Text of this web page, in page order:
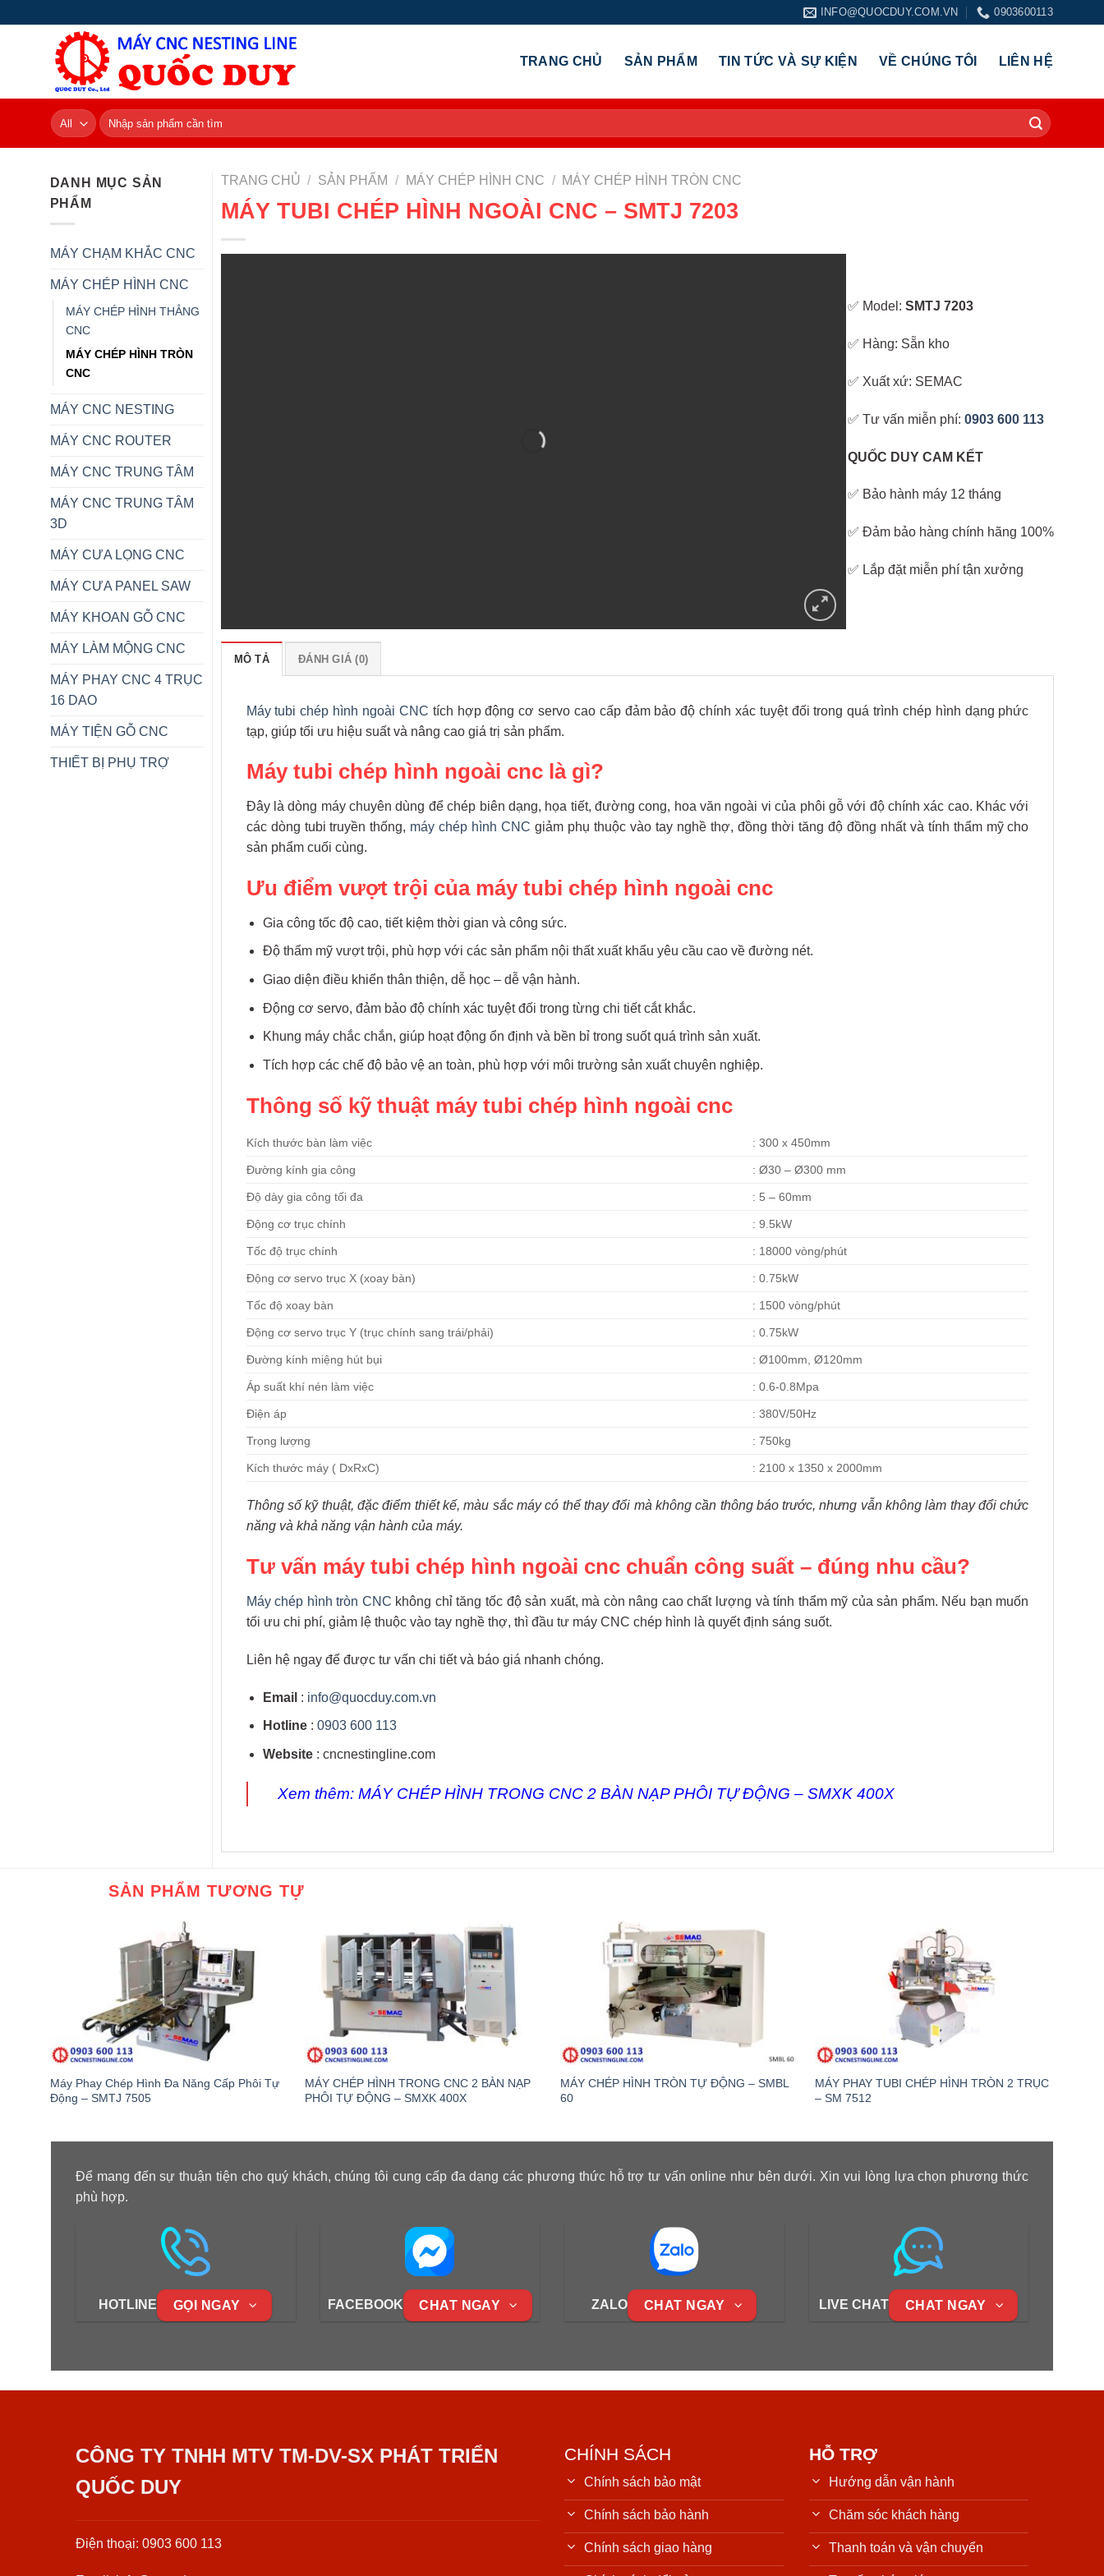
INFO@QUOCDUY.COM.VN 0903600113
TRANG CHỦ SẢN PHẨM TIN TỨC VÀ SỰ KIỆN VỀ CHÚNG TÔI LIÊN HỆ
Tìm
kiếm:
DANH MỤC SẢN
PHẨM
MÁY CHẠM KHẮC CNC
MÁY CHÉP HÌNH CNC
MÁY CHÉP HÌNH THẲNG
CNC
MÁY CHÉP HÌNH TRÒN
CNC
MÁY CNC NESTING
MÁY CNC ROUTER
MÁY CNC TRUNG TÂM
MÁY CNC TRUNG TÂM
3D
MÁY CƯA LỌNG CNC
MÁY CƯA PANEL SAW
MÁY KHOAN GỖ CNC
MÁY LÀM MỘNG CNC
MÁY PHAY CNC 4 TRỤC
16 DAO
MÁY TIỆN GỖ CNC
THIẾT BỊ PHỤ TRỢ
TRANG CHỦ / SẢN PHẨM / MÁY CHÉP HÌNH CNC / MÁY CHÉP HÌNH TRÒN CNC
MÁY TUBI CHÉP HÌNH NGOÀI CNC – SMTJ 7203
✅ Model:SMTJ 7203
✅ Hàng: Sẵn kho
✅ Xuất xứ: SEMAC
✅ Tư vấn miễn phí:0903 600 113
QUỐC DUY CAM KẾT
✅ Bảo hành máy 12 tháng
✅ Đảm bảo hàng chính hãng 100%
✅ Lắp đặt miễn phí tận xưởng
MÔ TẢ ĐÁNH GIÁ (0)
Máy tubi chép hình ngoài CNC tích hợp động cơ servo cao cấp đảm bảo độ chính xác tuyệt đối trong quá trình chép hình dạng phức
tạp, giúp tối ưu hiệu suất và nâng cao giá trị sản phẩm.
Máy tubi chép hình ngoài cnc là gì?
Đây là dòng máy chuyên dùng để chép biên dạng, họa tiết, đường cong, hoa văn ngoài vi của phôi gỗ với độ chính xác cao. Khác với
các dòng tubi truyền thống, máy chép hình CNC giảm phụ thuộc vào tay nghề thợ, đồng thời tăng độ đồng nhất và tính thẩm mỹ cho
sản phẩm cuối cùng.
Ưu điểm vượt trội của máy tubi chép hình ngoài cnc
Gia công tốc độ cao, tiết kiệm thời gian và công sức.
Độ thẩm mỹ vượt trội, phù hợp với các sản phẩm nội thất xuất khẩu yêu cầu cao về đường nét.
Giao diện điều khiển thân thiện, dễ học – dễ vận hành.
Động cơ servo, đảm bảo độ chính xác tuyệt đối trong từng chi tiết cắt khắc.
Khung máy chắc chắn, giúp hoạt động ổn định và bền bỉ trong suốt quá trình sản xuất.
Tích hợp các chế độ bảo vệ an toàn, phù hợp với môi trường sản xuất chuyên nghiệp.
Thông số kỹ thuật máy tubi chép hình ngoài cnc
Kích thước bàn làm việc : 300 x 450mm
Đường kính gia công : Ø30 – Ø300 mm
Độ dày gia công tối đa : 5 – 60mm
Động cơ trục chính : 9.5kW
Tốc độ trục chính : 18000 vòng/phút
Động cơ servo trục X (xoay bàn) : 0.75kW
Tốc độ xoay bàn : 1500 vòng/phút
Động cơ servo trục Y (trục chính sang trái/phải) : 0.75kW
Đường kính miệng hút bụi : Ø100mm, Ø120mm
Áp suất khí nén làm việc : 0.6-0.8Mpa
Điện áp : 380V/50Hz
Trọng lượng : 750kg
Kích thước máy ( DxRxC) : 2100 x 1350 x 2000mm
Thông số kỹ thuật, đặc điểm thiết kế, màu sắc máy có thể thay đổi mà không cần thông báo trước, nhưng vẫn không làm thay đổi chức
năng và khả năng vận hành của máy.
Tư vấn máy tubi chép hình ngoài cnc chuẩn công suất – đúng nhu cầu?
Máy chép hình tròn CNC không chỉ tăng tốc độ sản xuất, mà còn nâng cao chất lượng và tính thẩm mỹ của sản phẩm. Nếu bạn muốn
tối ưu chi phí, giảm lệ thuộc vào tay nghề thợ, thì đầu tư máy CNC chép hình là quyết định sáng suốt.
Liên hệ ngay để được tư vấn chi tiết và báo giá nhanh chóng.
Email : info@quocduy.com.vn
Hotline :0903 600 113
Website : cncnestingline.com
Xem thêm: MÁY CHÉP HÌNH TRONG CNC 2 BÀN NẠP PHÔI TỰ ĐỘNG – SMXK 400X
SẢN PHẨM TƯƠNG TỰ
Máy Phay Chép Hình Đa Năng Cấp Phôi Tự
Động – SMTJ 7505
MÁY CHÉP HÌNH TRONG CNC 2 BÀN NẠP
PHÔI TỰ ĐỘNG – SMXK 400X
MÁY CHÉP HÌNH TRÒN TỰ ĐỘNG – SMBL
60
MÁY PHAY TUBI CHÉP HÌNH TRÒN 2 TRỤC
– SM 7512
Để mang đến sự thuận tiện cho quý khách, chúng tôi cung cấp đa dạng các phương thức hỗ trợ tư vấn online như bên dưới. Xin vui lòng lựa chọn phương thức
phù hợp.
HOTLINE GỌI NGAY FACEBOOK CHAT NGAY ZALO CHAT NGAY LIVE CHAT CHAT NGAY
CÔNG TY TNHH MTV TM-DV-SX PHÁT TRIỂN
QUỐC DUY
Điện thoại: 0903 600 113
CHÍNH SÁCH
Chính sách bảo mật
Chính sách bảo hành
Chính sách giao hàng
HỖ TRỢ
Hướng dẫn vận hành
Chăm sóc khách hàng
Thanh toán và vận chuyển